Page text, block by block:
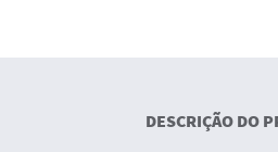
DESCRIÇÃO DO